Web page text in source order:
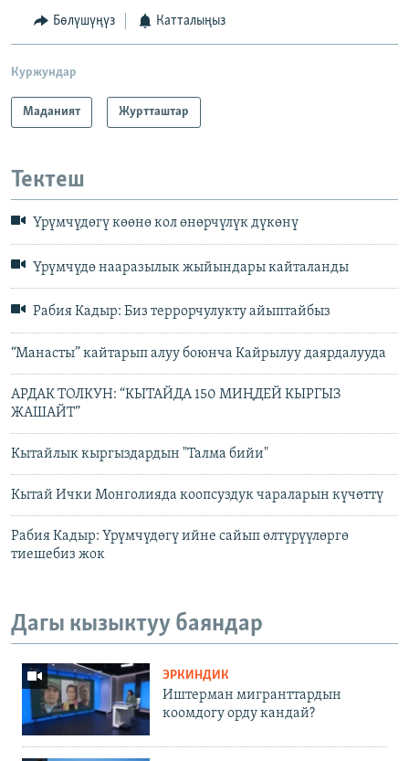
Бөлүшүңүз Катталыңыз
Куржундар
Маданият Журтташтар
Тектеш
Үрүмчүдөгү көөнө кол өнөрчүлүк дүкөнү
Үрүмчүдө нааразылык жыйындары кайталанды
Рабия Кадыр: Биз террорчулукту айыптайбыз
“Манасты” кайтарып алуу боюнча Кайрылуу даярдалууда
АРДАК ТОЛКУН: “КЫТАЙДА 150 МИҢДЕЙ КЫРГЫЗ
ЖАШАЙТ”
Кытайлык кыргыздардын "Талма бийи"
Кытай Ички Монголияда коопсуздук чараларын күчөттү
Рабия Кадыр: Үрүмчүдөгү ийне сайып өлтүрүүлөргө
тиешебиз жок
Дагы кызыктуу баяндар
ЭРКИНДИК
Иштерман мигранттардын
коомдогу орду кандай?